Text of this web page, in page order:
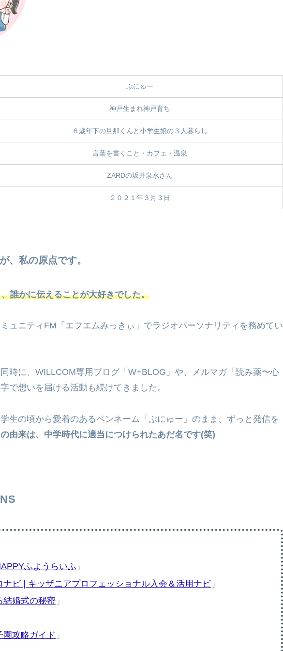
ぶにゅー
神戸生まれ神戸育ち
６歳年下の旦那くんと小学生娘の３人暮らし
言葉を書くこと・カフェ・温泉
ZARDの坂井泉水さん
２０２１年３月３日
、私の原点です。
誰かに伝えることが大好きでした。
ュニティFM「エフエムみっきぃ」でラジオパーソナリティを務めてい
時に、WILLCOM専用ブログ「W+BLOG」や、メルマガ「読み薬〜心
で想いを届ける活動も続けてきました。
生の頃から愛着のあるペンネーム「ぶにゅー」のまま、ずっと発信を
由来は、中学時代に適当につけられたあだ名です(笑)
ふようらいふ 」
ナビ | キッザニアプロフェッショナル入会＆活用ナビ 」
結婚式の秘密 」
園攻略ガイド 」